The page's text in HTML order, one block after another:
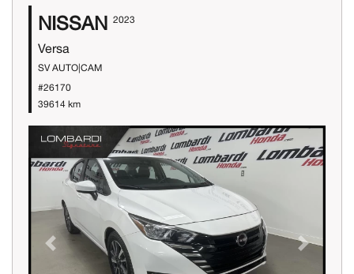
NISSAN 2023
Versa
SV AUTO|CAM
#26170
39614 km
Previous Next